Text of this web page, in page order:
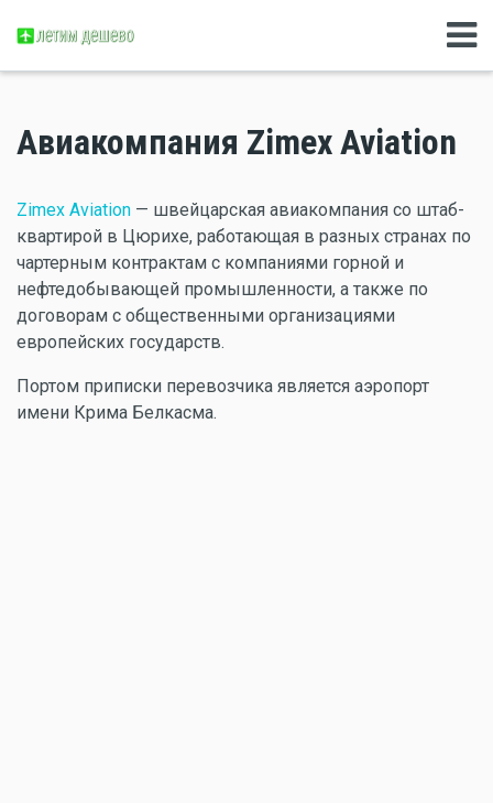
Авиакомпания Zimex Aviation
Zimex Aviation — швейцарская авиакомпания со штаб-
квартирой в Цюрихе, работающая в разных странах по
чартерным контрактам с компаниями горной и
нефтедобывающей промышленности, а также по
договорам с общественными организациями
европейских государств.
Портом приписки перевозчика является аэропорт
имени Крима Белкасма.